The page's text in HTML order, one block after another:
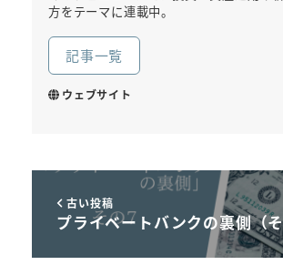
方をテーマに連載中。
記事一覧
ウェブサイト
古い投稿
プライベートバンクの裏側（